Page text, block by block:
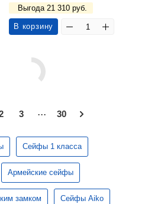
Выгода 21 310 руб.
В корзину
3 ... 30
Сейфы 1 класса
Армейские сейфы
замком Сейфы Aiko